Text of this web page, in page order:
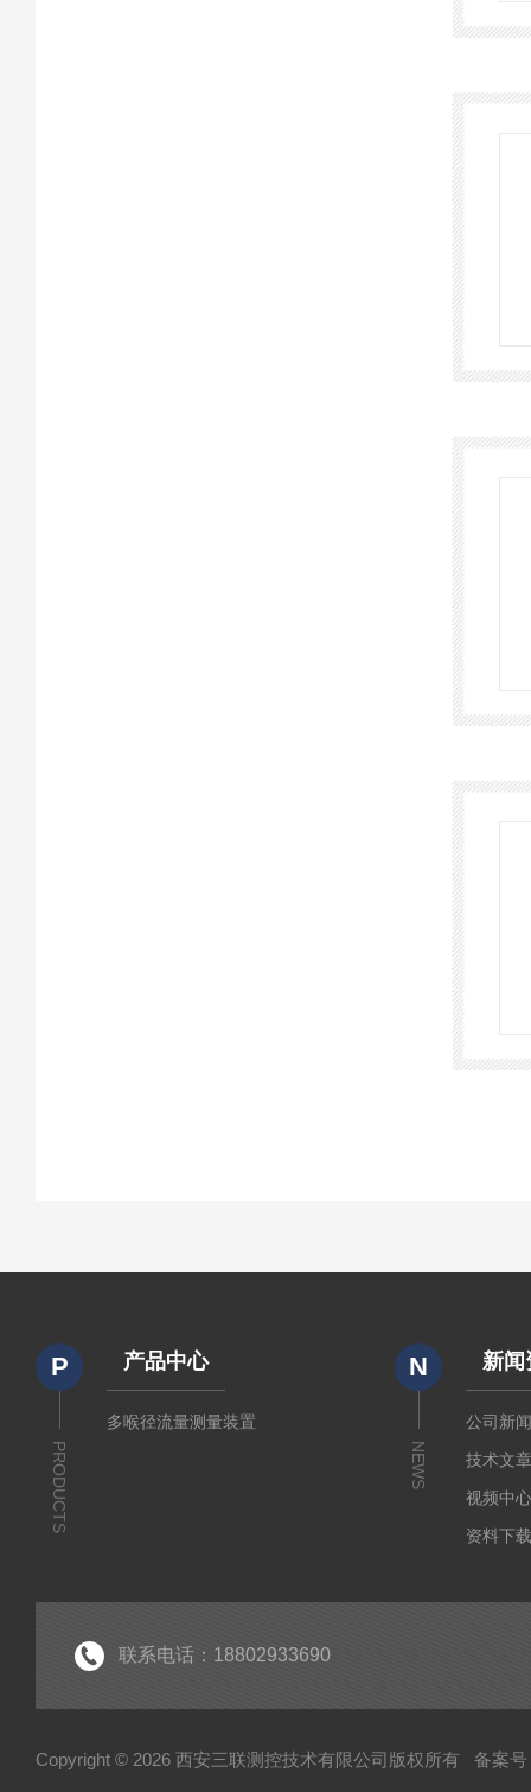
P
PRODUCTS
产品中心
多喉径流量测量装置
N
NEWS
新闻
公司新
技术文
视频中
资料下
联系电话：18802933690
Copyright © 2026 西安三联测控技术有限公司版权所有 备案号